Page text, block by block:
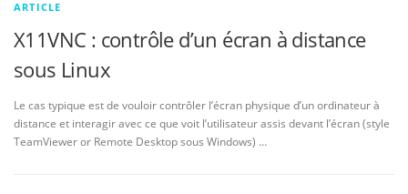
ARTICLE
X11VNC : contrôle d’un écran à distance
sous Linux
Le cas typique est de vouloir contrôler l’écran physique d’un ordinateur à
distance et interagir avec ce que voit l’utilisateur assis devant l’écran (style
TeamViewer or Remote Desktop sous Windows) …